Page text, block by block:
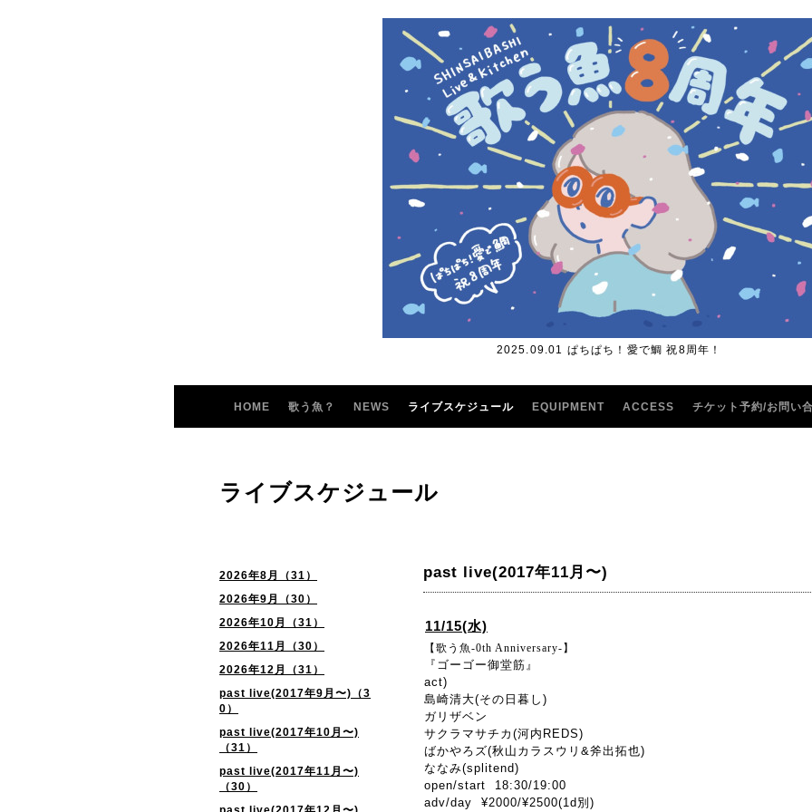
2025.09.01 ぱちぱち！愛で鯛 祝8周年！
HOME 歌う魚？ NEWS ライブスケジュール EQUIPMENT ACCESS チケット予約/お問い
2026年8月（31）
2026年9月（30）
2026年10月（31）
2026年11月（30）
2026年12月（31）
past live(2017年9月〜)（3
0）
past live(2017年10月〜)
（31）
past live(2017年11月〜)
（30）
ライブスケジュール
past live(2017年11月〜)
11/15(水)
【歌う魚-0th Anniversary-】
『ゴーゴー御堂筋』
act)
島崎清大(その日暮し)
ガリザベン
サクラマサチカ(河内REDS)
ばかやろズ(秋山カラスウリ&斧出拓也)
ななみ(splitend)
open/start 18:30/19:00
adv/day ¥2000/¥2500(1d別)